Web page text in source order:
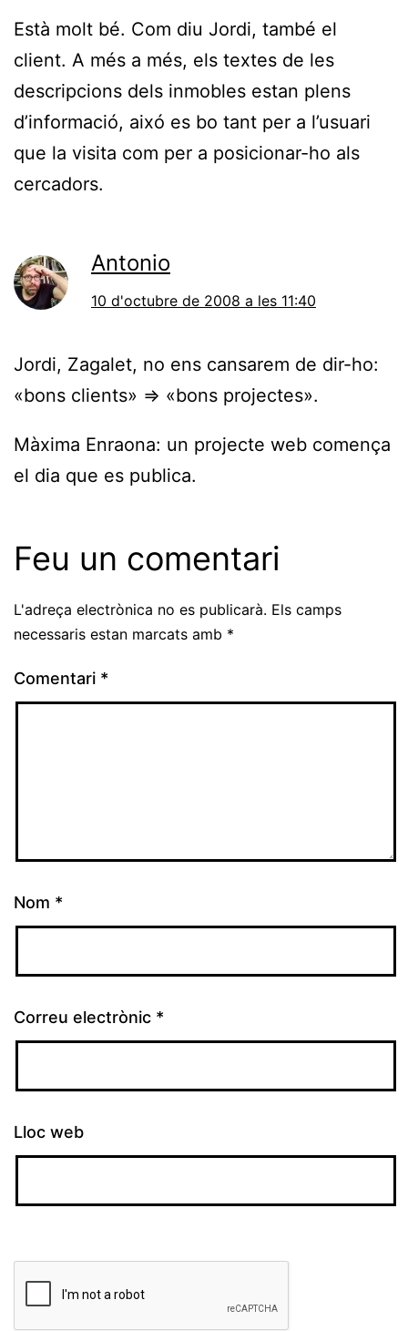
Està molt bé. Com diu Jordi, també el
client. A més a més, els textes de les
descripcions dels inmobles estan plens
d’informació, aixó es bo tant per a l’usuari
que la visita com per a posicionar-ho als
cercadors.
Antonio
10 d'octubre de 2008 a les 11:40
Jordi, Zagalet, no ens cansarem de dir-ho:
«bons clients» => «bons projectes».
Màxima Enraona: un projecte web comença
el dia que es publica.
Feu un comentari
L'adreça electrònica no es publicarà. Els camps
necessaris estan marcats amb *
Comentari *
Nom *
Correu electrònic *
Lloc web